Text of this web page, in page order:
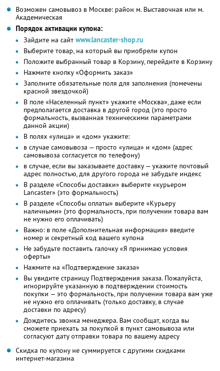
Возможен самовывоз в Москве: район м. Выставочная или м.
Академическая
Порядок активации купона:
Зайдите на сайт www.lancaster-shop.ru
Выберите товар, на который вы приобрели купон
Положите выбранный товар в Корзину, перейдите в Корзину
Нажмите кнопку «Оформить заказ»
Заполните обязательные поля для заполнения (помечены
красной звездочкой)
В поле «Населенный пункт» укажите «Москва», даже если
предполагается доставка в другой город (это просто
формальность, вызванная техническими параметрами
данной акции)
В полях «улица» и «дом» укажите:
в случае самовывоза — просто «улица» и «дом» (адрес
самовывоза согласуется по телефону)
в случае, если вы заказываете доставку — укажите почтовый
адрес полностью, для другого города не забудьте индекс
В разделе «Способы доставки» выберите «курьером
Lancaster» (это формальность)
В разделе «Способы оплаты» выберите «Курьеру
наличными» (это формальность, при получении товара вам
не нужно его оплачивать)
Важно: в поле «Дополнительная информация» введите
номер и секретный код вашего купона
Не забудьте поставить галочку «Я принимаю условия
оферты»
Нажмите на «Подтверждение заказа»
Вы увидите страницу Подтверждения заказа. Пожалуйста,
игнорируйте указанную в подтверждении стоимость
покупки — это формальность, при получении товара вам уже
не нужно его оплачивать (только доставку, в случае
доставки по адресу)
Дождитесь звонка менеджера. Вам сообщат, когда вы
сможете приехать за покупкой в пункт самовывоза или
согласуют дату отправки товара по вашему адресу
Скидка по купону не суммируется с другими скидками
интернет-магазина